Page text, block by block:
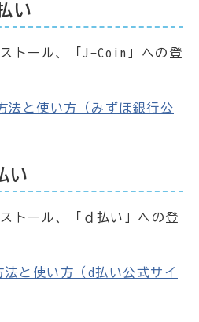
い
トール、「J-Coin」への登
法と使い方（みずほ銀行公
い
トール、「ｄ払い」への登
法と使い方（d払い公式サイ